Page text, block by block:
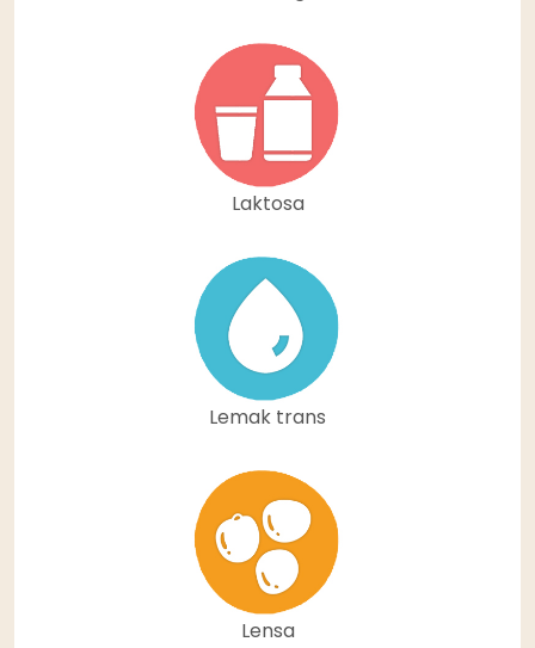
Laktosa
Lemak trans
Lensa